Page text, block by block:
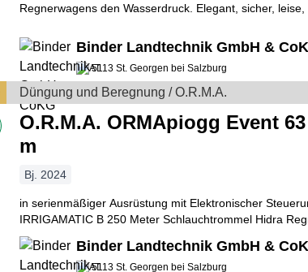
Regnerwagens den Wasserdruck. Elegant, sicher, leise, extrem
Binder Landtechnik GmbH &
5113 St. Georgen bei Salzburg
Düngung und Beregnung / O.R.M.A.
O.R.M.A. ORMApiogg Event
m
Bj. 2024
in serienmäßiger Ausrüstung mit Elektronischer
IRRIGAMATIC B 250 Meter Schlauchtrommel Hidra
Düsen Regnerwagen Bereifung: 185/65R14 Schluß
Binder Landtechnik GmbH &
5113 St. Georgen bei Salzburg